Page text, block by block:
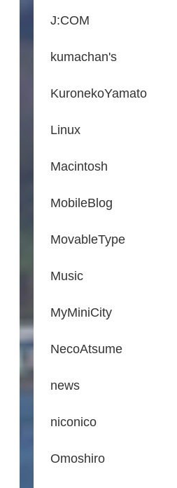
J:COM
kumachan's
KuronekoYamato
Linux
Macintosh
MobileBlog
MovableType
Music
MyMiniCity
NecoAtsume
news
niconico
Omoshiro